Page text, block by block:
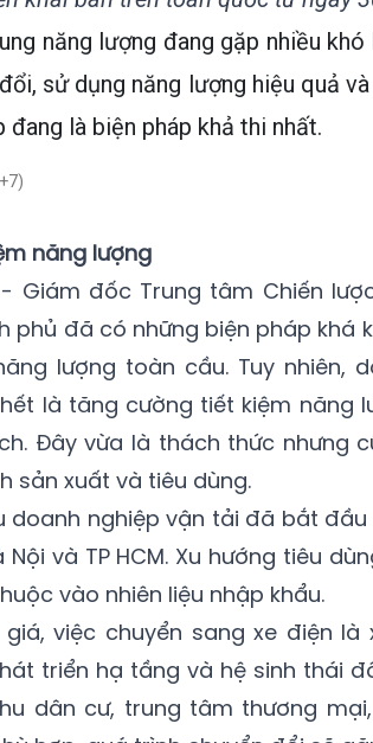
năng lượng đang gặp nhiều
sử dụng năng lượng hiệu quả
đang là biện pháp khả thi nhất.
năng lượng
- Giám đốc Trung tâm Chiến
phủ đã có những biện pháp khá
lượng toàn cầu. Tuy nhiên,
là tăng cường tiết kiệm năng
Đây vừa là thách thức nhưng
sản xuất và tiêu dùng.
doanh nghiệp vận tải đã bắt
và TP HCM. Xu hướng tiêu
vào nhiên liệu nhập khẩu.
giá, việc chuyển sang xe điện
triển hạ tầng và hệ sinh thái
dân cư, trung tâm thương